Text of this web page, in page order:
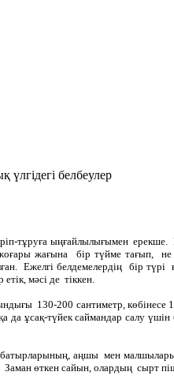
белбеулер
тұруға ыңғайлылығымен
жағына бір түйме тағып,
белдемелердің бір
мәсі де тіккен.
130-200 сантиметр,
да ұсақ-түйек саймандар
аңшы мен
өткен сайын, олардың сырт